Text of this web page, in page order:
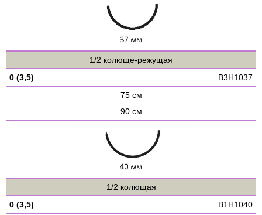
1/2 колюще-режущая
0 (3,5)
B3H1037
75 см
90 см
1/2 колющая
0 (3,5)
B1H1040